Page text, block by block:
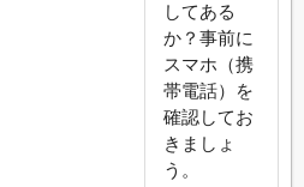
してある
か？事前に
スマホ（携
帯電話）を
確認してお
きましょ
う。